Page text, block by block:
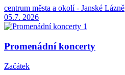
centrum města a okolí - Janské Lázně
05.7. 2026
Promenádní koncerty
Začátek